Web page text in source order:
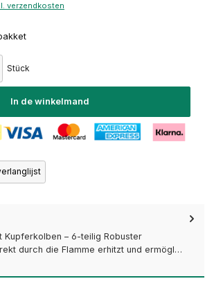
verzendkosten
Stück
In de winkelmand
– 6-teilig Robuster
durch die Flamme erhitzt und ermögl…